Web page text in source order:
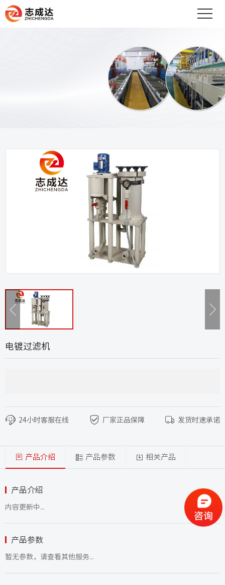
电镀过滤机
24小时客服在线 厂家正品保障 发货时速承诺
产品介绍 产品参数 相关产品
产品介绍
内容更新中...
产品参数
暂无参数，请查看其他服务...